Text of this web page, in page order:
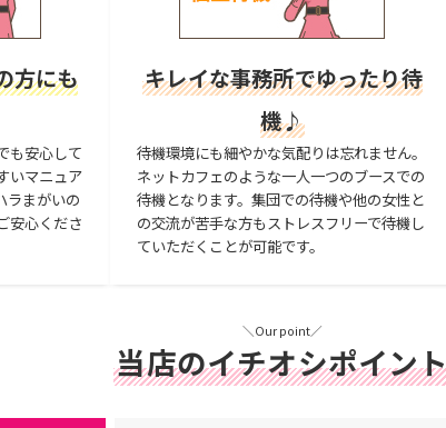
方にも
も安心して
いマニュア
ラまがいの
安心くださ
キレイな事務所でゆったり待
機♪
待機環境にも細やかな気配りは忘れません。
ネットカフェのような一人一つのブースでの
待機となります。集団での待機や他の女性と
の交流が苦手な方もストレスフリーで待機し
ていただくことが可能です。
＼Our point／
当店のイチオシポイン